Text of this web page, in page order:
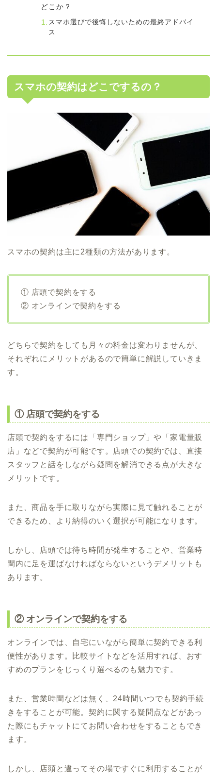
どこか？
スマホ選びで後悔しないための最終アドバイ
ス
スマホの契約はどこでするの？
スマホの契約は主に2種類の方法があります。
① 店頭で契約をする
② オンラインで契約をする
どちらで契約をしても月々の料金は変わりませんが、
それぞれにメリットがあるので簡単に解説していきま
す。
① 店頭で契約をする
店頭で契約をするには「専門ショップ」や「家電量販
店」などで契約が可能です。店頭での契約では、直接
スタッフと話をしながら疑問を解消できる点が大きな
メリットです。
また、商品を手に取りながら実際に見て触れることが
できるため、より納得のいく選択が可能になります。
しかし、店頭では待ち時間が発生することや、営業時
間内に足を運ばなければならないというデメリットも
あります。
② オンラインで契約をする
オンラインでは、自宅にいながら簡単に契約できる利
便性があります。比較サイトなどを活用すれば、おす
すめのプランをじっくり選べるのも魅力です。
また、営業時間などは無く、24時間いつでも契約手続
きをすることが可能。契約に関する疑問点などがあっ
た際にもチャットにてお問い合わせをすることもでき
ます。
しかし、店頭と違ってその場ですぐに利用することが